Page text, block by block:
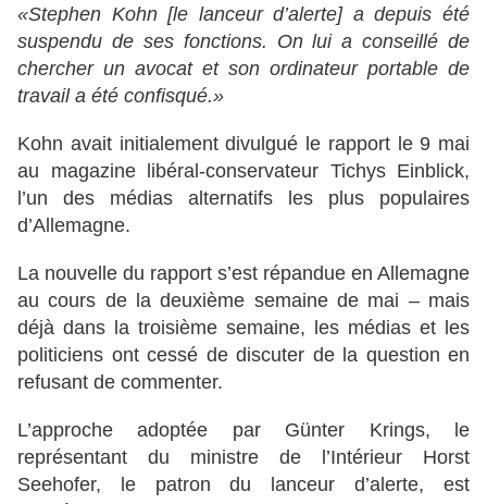
«Stephen Kohn [le lanceur d’alerte] a depuis été
suspendu de ses fonctions. On lui a conseillé de
chercher un avocat et son ordinateur portable de
travail a été confisqué.»
Kohn avait initialement divulgué le rapport le 9 mai
au magazine libéral-conservateur Tichys Einblick,
l’un des médias alternatifs les plus populaires
d’Allemagne.
La nouvelle du rapport s’est répandue en Allemagne
au cours de la deuxième semaine de mai – mais
déjà dans la troisième semaine, les médias et les
politiciens ont cessé de discuter de la question en
refusant de commenter.
L’approche adoptée par Günter Krings, le
représentant du ministre de l’Intérieur Horst
Seehofer, le patron du lanceur d’alerte, est